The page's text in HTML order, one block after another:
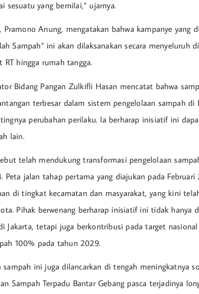
sesuatu yang bernilai,” ujarnya.
Pramono Anung, mengatakan bahwa kampanye yang
Sampah” ini akan dilaksanakan secara menyeluruh
hingga rumah tangga.
Bidang Pangan Zulkifli Hasan mencatat bahwa
terbesar dalam sistem pengelolaan sampah di
perubahan perilaku. Ia berharap inisiatif ini
lain.
telah mendukung transformasi pengelolaan
Peta jalan tahap pertama yang diajukan pada
di tingkat kecamatan dan masyarakat, yang kini
Pihak berwenang berharap inisiatif ini tidak hanya
Jakarta, tetapi juga berkontribusi pada target
100% pada tahun 2029.
sampah ini juga dilancarkan di tengah meningkatnya
Sampah Terpadu Bantar Gebang pasca terjadinya